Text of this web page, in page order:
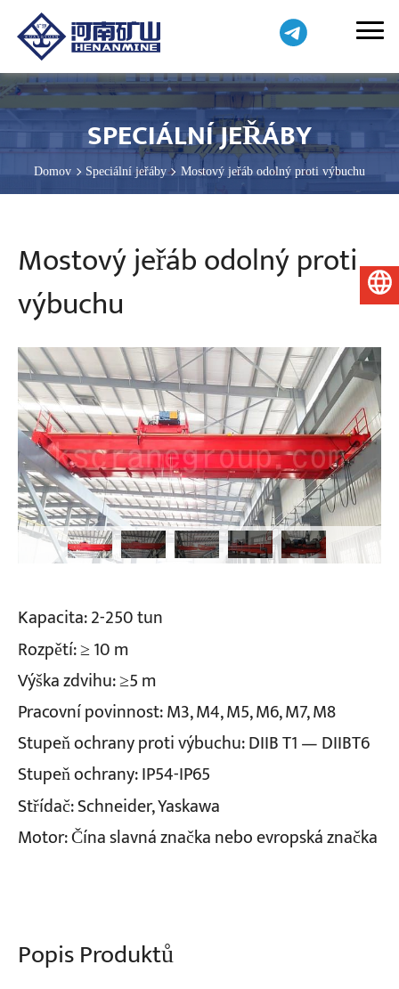
Projekty
SPECIÁLNÍ JEŘÁBY
Domov Speciální jeřáby Mostový jeřáb odolný proti výbuchu
Mostový jeřáb odolný proti
výbuchu
Kapacita: 2-250 tun
Rozpětí: ≥ 10 m
Výška zdvihu: ≥5 m
Pracovní povinnost: M3, M4, M5, M6, M7, M8
Stupeň ochrany proti výbuchu: DIIB T1 — DIIBT6
Stupeň ochrany: IP54-IP65
Střídač: Schneider, Yaskawa
Motor: Čína slavná značka nebo evropská značka
Popis Produktů
Čeština